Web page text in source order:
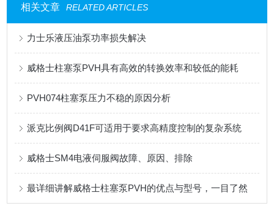
相关文章 RELATED ARTICLES
力士乐液压油泵功率损失解决
威格士柱塞泵PVH具有高效的转换效率和较低的能耗
PVH074柱塞泵压力不稳的原因分析
派克比例阀D41F可适用于要求高精度控制的复杂系统
威格士SM4电液伺服阀故障、原因、排除
最详细讲解威格士柱塞泵PVH的优点与型号，一目了然